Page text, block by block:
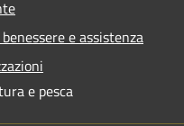
e assistenza
e pesca